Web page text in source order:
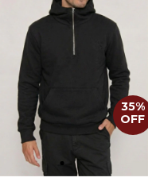
35%
OFF